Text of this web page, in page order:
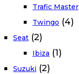
Trafic Master
Twingo (4)
Seat (2)
Ibiza (1)
Suzuki (2)